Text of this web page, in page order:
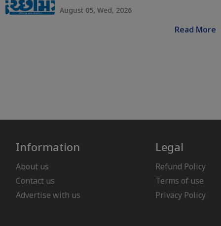
August 05, Wed, 2026
Read More
Information
About us
Contact us
Advertise with us
Legal
Refund Policy
Terms of use
Privacy Policy